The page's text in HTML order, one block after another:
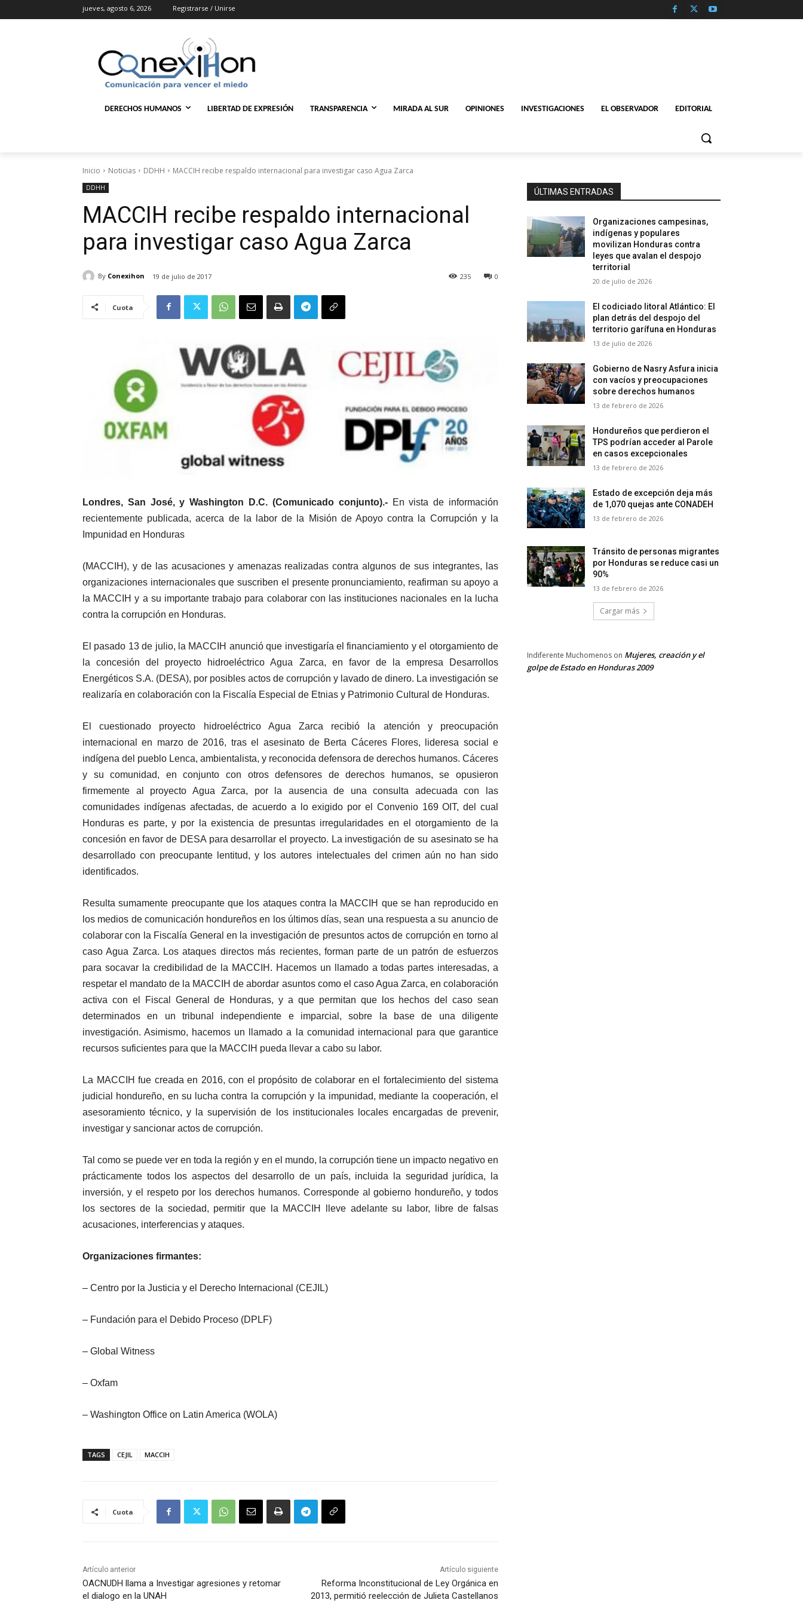
jueves, agosto 6, 2026 Registrarse / Unirse
DERECHOS HUMANOS LIBERTAD DE EXPRESIÓN TRANSPARENCIA MIRADA AL SUR OPINIONES INVESTIGACIONES EL OBSERVADOR EDITORIAL
Inicio Noticias DDHH MACCIH recibe respaldo internacional para investigar caso Agua Zarca
DDHH
MACCIH recibe respaldo internacional
para investigar caso Agua Zarca
By Conexihon 19 de julio de 2017 0
235
Cuota
Londres, San José, y Washington D.C. (Comunicado conjunto).- En vista de información
recientemente publicada, acerca de la labor de la Misión de Apoyo contra la Corrupción y la
Impunidad en Honduras
(MACCIH), y de las acusaciones y amenazas realizadas contra algunos de sus integrantes, las
organizaciones internacionales que suscriben el presente pronunciamiento, reafirman su apoyo a
la MACCIH y a su importante trabajo para colaborar con las instituciones nacionales en la lucha
contra la corrupción en Honduras.
El pasado 13 de julio, la MACCIH anunció que investigaría el financiamiento y el otorgamiento de
la concesión del proyecto hidroeléctrico Agua Zarca, en favor de la empresa Desarrollos
Energéticos S.A. (DESA), por posibles actos de corrupción y lavado de dinero. La investigación se
realizaría en colaboración con la Fiscalía Especial de Etnias y Patrimonio Cultural de Honduras.
El cuestionado proyecto hidroeléctrico Agua Zarca recibió la atención y preocupación
internacional en marzo de 2016, tras el asesinato de Berta Cáceres Flores, lideresa social e
indígena del pueblo Lenca, ambientalista, y reconocida defensora de derechos humanos. Cáceres
y su comunidad, en conjunto con otros defensores de derechos humanos, se opusieron
firmemente al proyecto Agua Zarca, por la ausencia de una consulta adecuada con las
comunidades indígenas afectadas, de acuerdo a lo exigido por el Convenio 169 OIT, del cual
Honduras es parte, y por la existencia de presuntas irregularidades en el otorgamiento de la
concesión en favor de DESA para desarrollar el proyecto. La investigación de su asesinato se ha
desarrollado con preocupante lentitud, y los autores intelectuales del crimen aún no han sido
identificados.
Resulta sumamente preocupante que los ataques contra la MACCIH que se han reproducido en
los medios de comunicación hondureños en los últimos días, sean una respuesta a su anuncio de
colaborar con la Fiscalía General en la investigación de presuntos actos de corrupción en torno al
caso Agua Zarca. Los ataques directos más recientes, forman parte de un patrón de esfuerzos
para socavar la credibilidad de la MACCIH. Hacemos un llamado a todas partes interesadas, a
respetar el mandato de la MACCIH de abordar asuntos como el caso Agua Zarca, en colaboración
activa con el Fiscal General de Honduras, y a que permitan que los hechos del caso sean
determinados en un tribunal independiente e imparcial, sobre la base de una diligente
investigación. Asimismo, hacemos un llamado a la comunidad internacional para que garantice
recursos suficientes para que la MACCIH pueda llevar a cabo su labor.
La MACCIH fue creada en 2016, con el propósito de colaborar en el fortalecimiento del sistema
judicial hondureño, en su lucha contra la corrupción y la impunidad, mediante la cooperación, el
asesoramiento técnico, y la supervisión de los institucionales locales encargadas de prevenir,
investigar y sancionar actos de corrupción.
Tal como se puede ver en toda la región y en el mundo, la corrupción tiene un impacto negativo en
prácticamente todos los aspectos del desarrollo de un país, incluida la seguridad jurídica, la
inversión, y el respeto por los derechos humanos. Corresponde al gobierno hondureño, y todos
los sectores de la sociedad, permitir que la MACCIH lleve adelante su labor, libre de falsas
acusaciones, interferencias y ataques.
Organizaciones firmantes:
– Centro por la Justicia y el Derecho Internacional (CEJIL)
– Fundación para el Debido Proceso (DPLF)
– Global Witness
– Oxfam
– Washington Office on Latin America (WOLA)
TAGS CEJIL MACCIH
Cuota
Artículo anterior
OACNUDH llama a Investigar agresiones y retomar
el dialogo en la UNAH
Artículo siguiente
Reforma Inconstitucional de Ley Orgánica en
2013, permitió reelección de Julieta Castellanos
ÚLTIMAS ENTRADAS
Organizaciones campesinas,
indígenas y populares
movilizan Honduras contra
leyes que avalan el despojo
territorial
20 de julio de 2026
El codiciado litoral Atlántico: El
plan detrás del despojo del
territorio garífuna en Honduras
13 de julio de 2026
Gobierno de Nasry Asfura inicia
con vacíos y preocupaciones
sobre derechos humanos
13 de febrero de 2026
Hondureños que perdieron el
TPS podrían acceder al Parole
en casos excepcionales
13 de febrero de 2026
Estado de excepción deja más
de 1,070 quejas ante CONADEH
13 de febrero de 2026
Tránsito de personas migrantes
por Honduras se reduce casi un
90%
13 de febrero de 2026
Cargar más
Indiferente Muchomenos on Mujeres, creación y el
golpe de Estado en Honduras 2009